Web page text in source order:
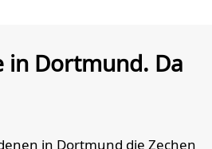
in Dortmund. Da
in Dortmund die Zechen